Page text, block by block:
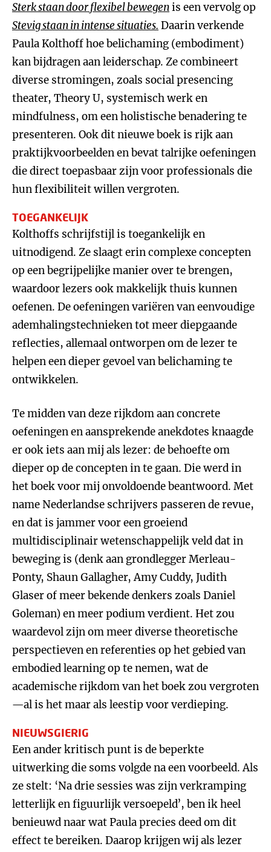
Sterk staan door flexibel bewegenis een vervolg op
Stevig staan in intense situaties. Daarin verkende
Paula Kolthoff hoe belichaming (embodiment)
kan bijdragen aan leiderschap. Ze combineert
diverse stromingen, zoals social presencing
theater, Theory U, systemisch werk en
mindfulness, om een holistische benadering te
presenteren. Ook dit nieuwe boek is rijk aan
praktijkvoorbeelden en bevat talrijke oefeningen
die direct toepasbaar zijn voor professionals die
hun flexibiliteit willen vergroten.
TOEGANKELIJK
Kolthoffs schrijfstijl is toegankelijk en
uitnodigend. Ze slaagt erin complexe concepten
op een begrijpelijke manier over te brengen,
waardoor lezers ook makkelijk thuis kunnen
oefenen. De oefeningen variëren van eenvoudige
ademhalingstechnieken tot meer diepgaande
reflecties, allemaal ontworpen om de lezer te
helpen een dieper gevoel van belichaming te
ontwikkelen.
Te midden van deze rijkdom aan concrete
oefeningen en aansprekende anekdotes knaagde
er ook iets aan mij als lezer: de behoefte om
dieper op de concepten in te gaan. Die werd in
het boek voor mij onvoldoende beantwoord. Met
name Nederlandse schrijvers passeren de revue,
en dat is jammer voor een groeiend
multidisciplinair wetenschappelijk veld dat in
beweging is (denk aan grondlegger Merleau-
Ponty, Shaun Gallagher, Amy Cuddy, Judith
Glaser of meer bekende denkers zoals Daniel
Goleman) en meer podium verdient. Het zou
waardevol zijn om meer diverse theoretische
perspectieven en referenties op het gebied van
embodied learning op te nemen, wat de
academische rijkdom van het boek zou vergroten
—al is het maar als leestip voor verdieping.
NIEUWSGIERIG
Een ander kritisch punt is de beperkte
uitwerking die soms volgde na een voorbeeld. Als
ze stelt: ‘Na drie sessies was zijn verkramping
letterlijk en figuurlijk versoepeld’, ben ik heel
benieuwd naar wat Paula precies deed om dit
effect te bereiken. Daarop krijgen wij als lezer